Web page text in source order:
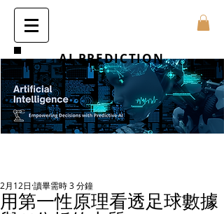
AI PREDICTION
用第一性原理看透足球數據
2月12日 讀畢需時 3 分鐘